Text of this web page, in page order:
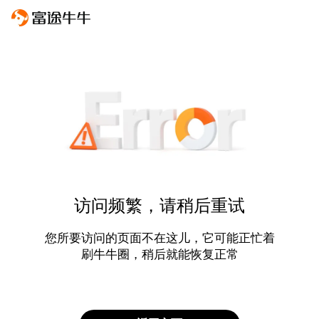
访问频繁，请稍后重试
您所要访问的页面不在这儿，它可能正忙着
刷牛牛圈，稍后就能恢复正常